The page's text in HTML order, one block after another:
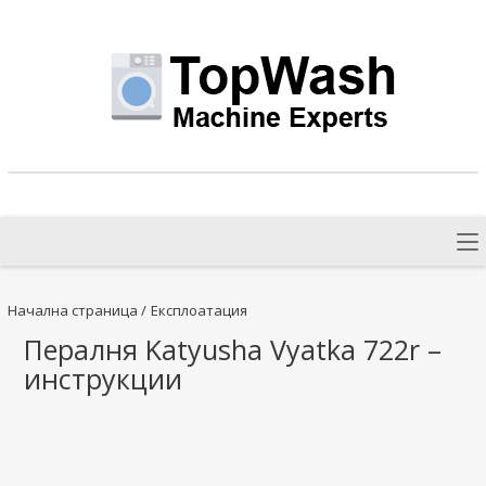
Начална страница / Експлоатация
Пералня Katyusha Vyatka 722r –
инструкции